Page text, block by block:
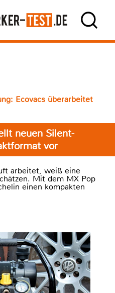
Ecovacs überarbeitet
neuen Silent-
vor
arbeitet, weiß eine
Mit dem MX Pop
einen kompakten